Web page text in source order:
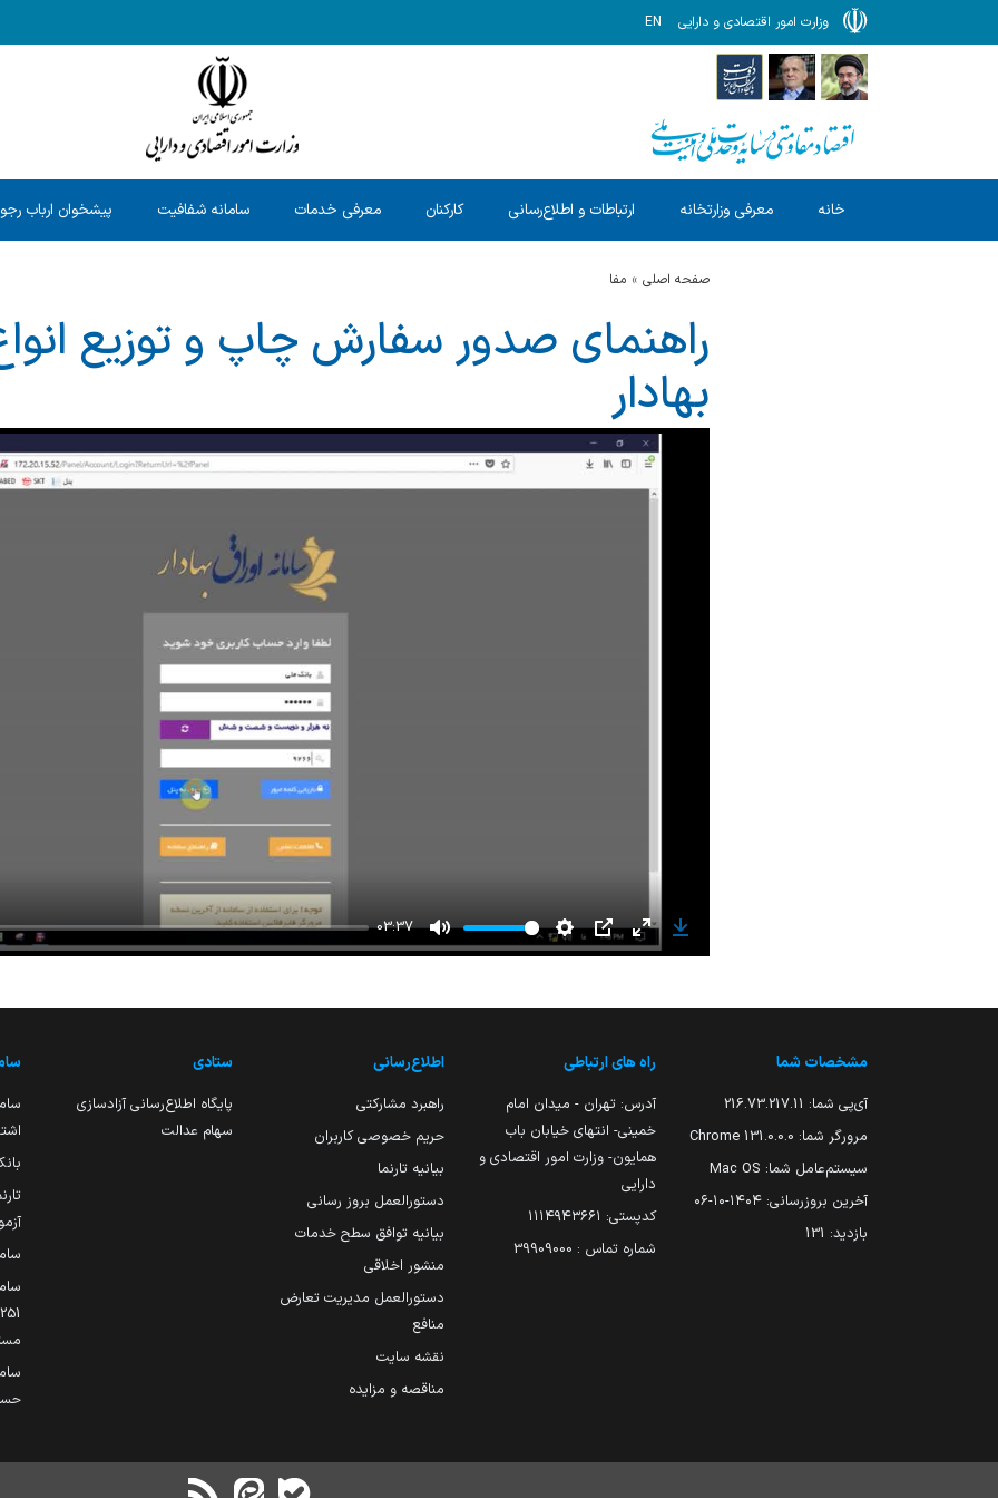
وزارت امور اقتصادی و دارایی EN
خانه معرفی وزارتخانه ارتباطات و اطلاع‌رسانی کارکنان معرفی خدمات سامانه شفافیت پیشخوان ارباب
صفحه اصلی مفا
راهنمای صدور سفارش چاپ و توزیع
بهادار
03:37
Mute Settings
PIP EnterDownload
مشخصات شما
آی‌پی شما: 216.73.217.11
مرورگر شما: 131.0.0.0 Chrome
سیستم‌عامل شما: Mac OS
آخرین بروزرسانی: ۱۴۰۴-۱۰-۰۶
بازدید: 131
راه های ارتباطی
آدرس: تهران - میدان امام
خمینی- انتهای خیابان باب
همایون- وزارت امور اقتصادی و
دارایی
کدپستی: ۱۱۱۴۹۴۳۶۶۱
شماره تماس : 39909000
اطلاع‌رسانی
راهبرد مشارکتی
حریم خصوصی کاربران
بیانیه تارنما
دستورالعمل بروز رسانی
بیانیه توافق سطح خدمات
منشور اخلاقی
دستورالعمل مدیریت تعارض
منافع
نقشه سایت
مناقصه و مزایده
ستادی
پایگاه اطلاع‌رسانی آزادسازی
سهام عدالت